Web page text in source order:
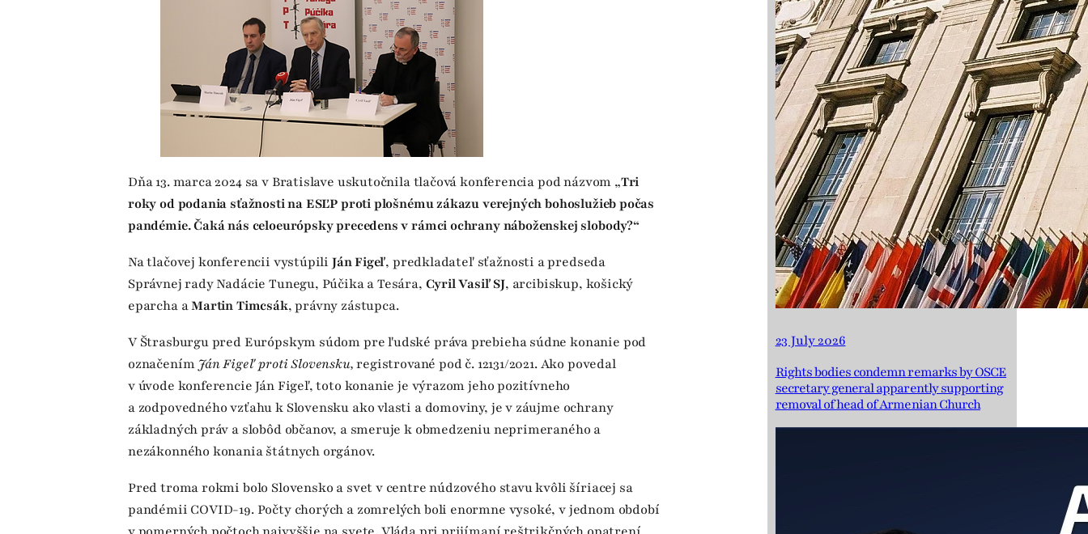
Dňa 13. marca 2024 sa v Bratislave uskutočnila tlačová konferencia pod názvom „Tri
roky od podania sťažnosti na ESĽP proti plošnému zákazu verejných bohoslužieb počas
pandémie. Čaká nás celoeurópsky precedens v rámci ochrany náboženskej slobody?“
Na tlačovej konferencii vystúpili Ján Figeľ, predkladateľ sťažnosti a predseda
Správnej rady Nadácie Tunegu, Púčika a Tesára, Cyril Vasiľ SJ, arcibiskup, košický
eparcha aMartin Timcsák, právny zástupca.
V Štrasburgu pred Európskym súdom pre ľudské práva prebieha súdne konanie pod
označením Ján Figeľ proti Slovensku,registrované pod č. 12131/2021. Ako povedal
v úvode konferencie Ján Figeľ, toto konanie je výrazom jeho pozitívneho
a zodpovedného vzťahu k Slovensku ako vlasti a domoviny, je v záujme ochrany
základných práv a slobôd občanov, a smeruje k obmedzeniu neprimeraného a
nezákonného konania štátnych orgánov.
Pred troma rokmi bolo Slovensko a svet v centre núdzového stavu kvôli šíriacej sa
pandémii COVID-19. Počty chorých a zomrelých boli enormne vysoké, v jednom období
23 July 2026
Rights bodies condemn remarks by OSCE
secretary general apparently supporting
removal of head of Armenian Church